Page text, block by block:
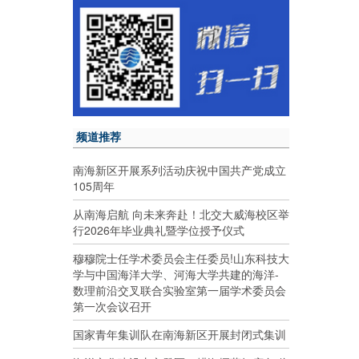
频道推荐
南海新区开展系列活动庆祝中国共产党成立
105周年
从南海启航 向未来奔赴！北交大威海校区举
行2026年毕业典礼暨学位授予仪式
穆穆院士任学术委员会主任委员!山东科技大
学与中国海洋大学、河海大学共建的海洋-
数理前沿交叉联合实验室第一届学术委员会
第一次会议召开
国家青年集训队在南海新区开展封闭式集训